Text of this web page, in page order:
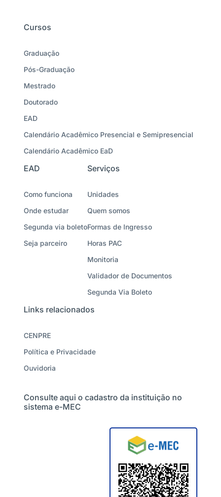
Cursos
Graduação
Pós-Graduação
Mestrado
Doutorado
EAD
Calendário Acadêmico Presencial e Semipresencial
Calendário Acadêmico EaD
EAD
Como funciona
Onde estudar
Segunda via boleto
Seja parceiro
Serviços
Unidades
Quem somos
Formas de Ingresso
Horas PAC
Monitoria
Validador de Documentos
Segunda Via Boleto
Links relacionados
CENPRE
Política e Privacidade
Ouvidoria
Consulte aqui o cadastro da instituição no
sistema e-MEC